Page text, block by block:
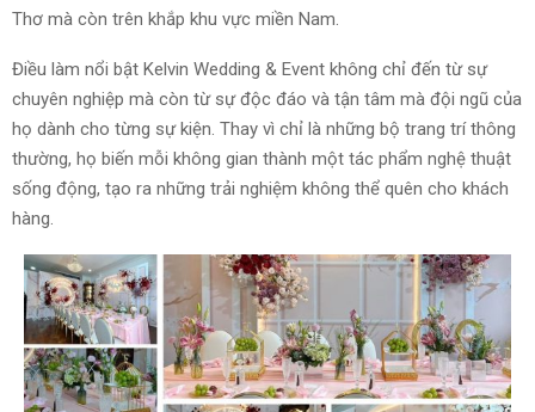
Thơ mà còn trên khắp khu vực miền Nam.
Điều làm nổi bật Kelvin Wedding & Event không chỉ đến từ sự
chuyên nghiệp mà còn từ sự độc đáo và tận tâm mà đội ngũ của
họ dành cho từng sự kiện. Thay vì chỉ là những bộ trang trí thông
thường, họ biến mỗi không gian thành một tác phẩm nghệ thuật
sống động, tạo ra những trải nghiệm không thể quên cho khách
hàng.